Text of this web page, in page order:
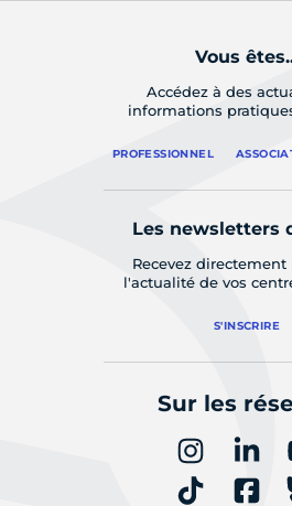
Vous
Accédez à des
informations
PROFESSIONNEL
Les newsletters
Recevez
l'actualité de vos
S'INSCRIRE
Sur les